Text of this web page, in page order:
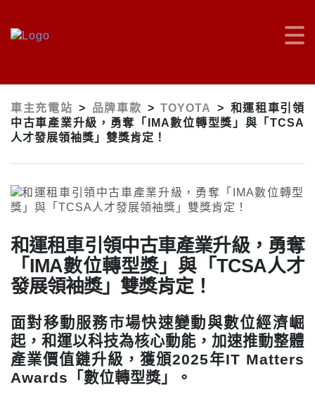
車主充電站 > 品牌車款 > TOYOTA > 和運租車引領
中古車產業升級，勇奪「IMA數位轉型獎」與「TCSA
人才發展領袖獎」雙獎肯定！
和運租車引領中古車產業升級，勇奪
「IMA數位轉型獎」與「TCSA人才
發展領袖獎」雙獎肯定！
面對移動服務市場快速變動與數位經濟崛
起，和運以科技為核心動能，加速推動整體
產業價值鏈升級，獲頒2025年IT Matters
Awards「數位轉型獎」。